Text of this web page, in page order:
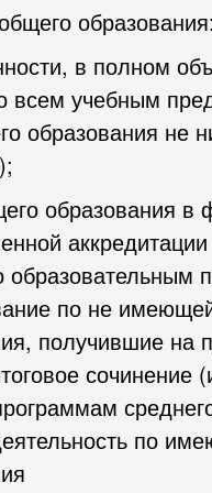
образования:
в полном
учебным
образования не
образования
аккредитации
по не
получившие на
по